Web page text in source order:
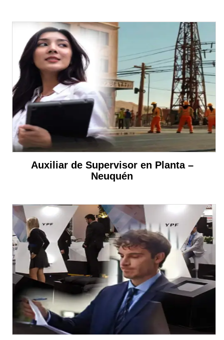
Auxiliar de Supervisor en Planta –
Neuquén